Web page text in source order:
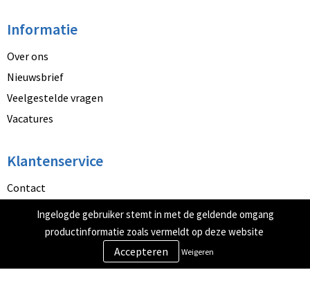
Informatie
Over ons
Nieuwsbrief
Veelgestelde vragen
Vacatures
Klantenservice
Contact
Betaalmethoden
Retourneren
Veilig winkelen
Ingelogde gebruiker stemt in met de geldende omgang
productinformatie zoals vermeldt op deze website
Weigeren